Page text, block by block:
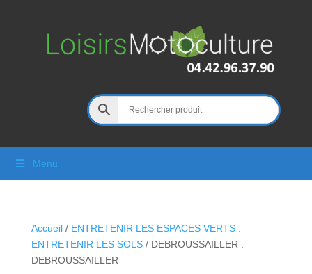
Menu
Accueil/ ENTRETENIR LES ESPACES VERTS :
ENTRETENIR LES SOLS/ DEBROUSSAILLER :
DEBROUSSAILLER